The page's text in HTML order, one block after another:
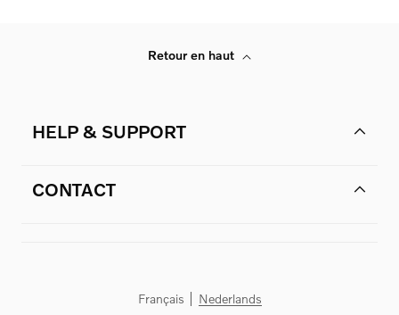
Retour en haut
HELP & SUPPORT
CONTACT
Français Nederlands